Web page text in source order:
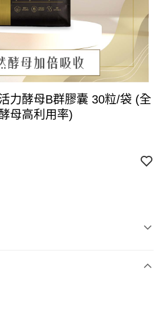
力酵母B群膠囊 30粒/袋 (全
母高利用率)